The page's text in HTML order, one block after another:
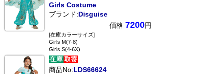
Girls Costume
ブランド:Disguise
価格 7200円
[在庫カラーサイズ]
Girls M(7-8)
Girls S(4-6X)
商品No:LDS66624